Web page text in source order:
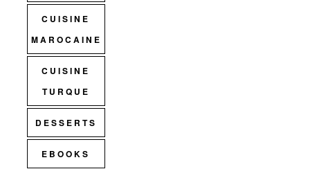
CUISINE
MAROCAINE
CUISINE
TURQUE
DESSERTS
EBOOKS